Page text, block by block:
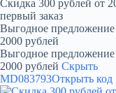
Скидка 300 рублей от
первый заказ
Выгодное
2000 рублей
Выгодное
2000 рублей Скрыть
MD083793Открыть код